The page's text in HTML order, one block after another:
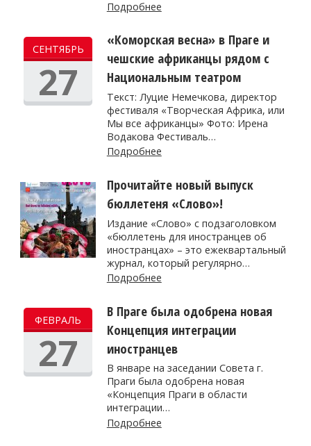
Подробнее
СЕНТЯБРЬ
27
«Коморская весна» в Праге и
чешские африканцы рядом с
Национальным театром
Текст: Луцие Немечкова, директор
фестиваля «Творческая Африка, или
Мы все африканцы» Фото: Ирена
Водакова Фестиваль…
Подробнее
Прочитайте новый выпуск
бюллетеня «Слово»!
Издание «Слово» с подзаголовком
«бюллетень для иностранцев об
иностранцах» – это ежеквартальный
журнал, который регулярно…
Подробнее
ФЕВРАЛЬ
27
В Праге была одобрена новая
Концепция интеграции
иностранцев
В январе на заседании Совета г.
Праги была одобрена новая
«Концепция Праги в области
интеграции…
Подробнее